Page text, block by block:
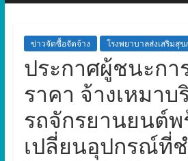
เจาะจง
เจาะจงข่าวจัดซื้อจัดจ้าง โรงพยาบาลส่งเสริมสุ
ประกาศผู้ชนะกา
ราคา จ้างเหมาบ
รถจักรยานยนต์พ
เปลี่ยนอุปกรณ์ที่